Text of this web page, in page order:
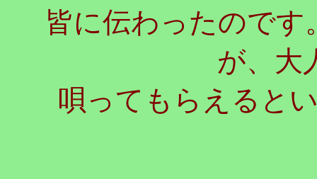
皆に伝わったので
が、大
唄ってもらえると